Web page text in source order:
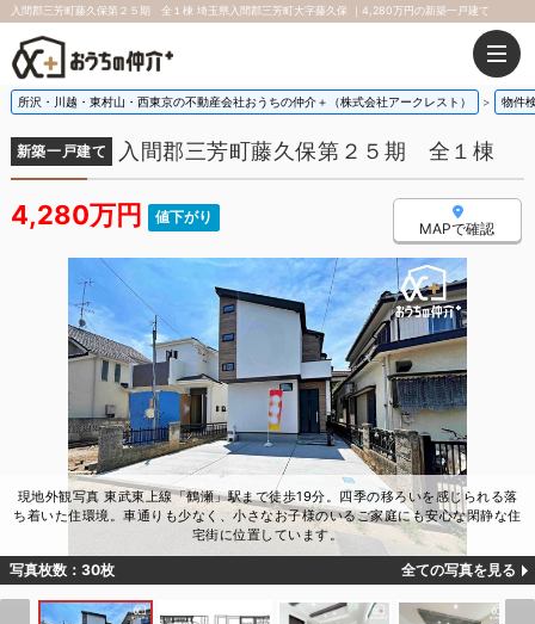
入間郡三芳町藤久保第２５期 全１棟 埼玉県入間郡三芳町大字藤久保 ｜4,280万円の新築一戸建て
所沢・川越・東村山・西東京の不動産会社おうちの仲介＋（株式会社アークレスト） 物件
新築一戸建て 入間郡三芳町藤久保第２５期 全１棟
4,280万円 値下がり
MAPで確認
現地外観写真 東武東上線「鶴瀬」駅まで徒歩19分。四季の移ろいを感じられる落
ち着いた住環境。車通りも少なく、小さなお子様のいるご家庭にも安心な閑静な住
宅街に位置しています。
写真枚数：30枚 全ての写真を見る